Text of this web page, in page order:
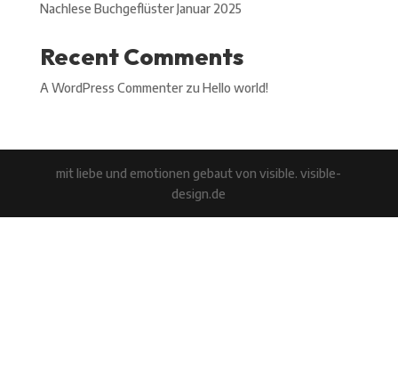
Nachlese Buchgeflüster Januar 2025
Recent Comments
A WordPress Commenterzu Hello world!
mit liebe und emotionen gebaut von visible. visible-
design.de